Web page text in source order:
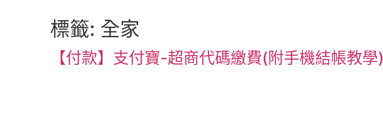
標籤: 全家
【付款】支付寶-超商代碼繳費(附手機結帳教學)